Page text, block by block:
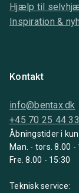
Hjælp til
Inspiration &
Kontakt
info@bentax.dk
+45 70 25 44 33
Åbningstider i
Man. - tors. 8.00 -
Fre. 8.00 - 15:30
Teknisk service: